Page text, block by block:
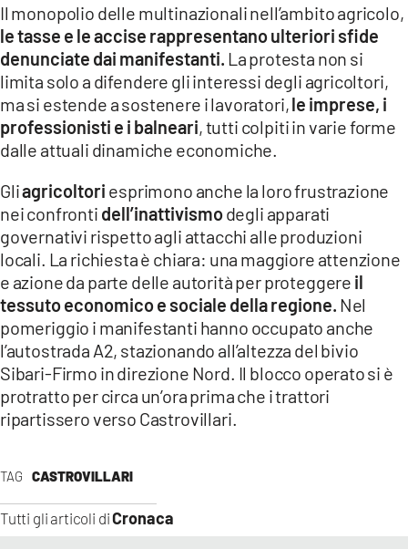
TAG CASTROVILLARI
Tutti gli articoli diCronaca
Il monopolio delle multinazionali nell’ambito agricolo,
le tasse e le accise rappresentano ulteriori sfide
denunciate dai manifestanti. La protesta non si
limita solo a difendere gli interessi degli agricoltori,
ma si estende a sostenere i lavoratori,le imprese, i
professionisti e i balneari, tutti colpiti in varie forme
dalle attuali dinamiche economiche.
Gliagricoltori esprimono anche la loro frustrazione
nei confronti dell’inattivismodegli apparati
governativi rispetto agli attacchi alle produzioni
locali. La richiesta è chiara: una maggiore attenzione
e azione da parte delle autorità per proteggere il
tessuto economico e sociale della regione. Nel
pomeriggio i manifestanti hanno occupato anche
l’autostrada A2, stazionando all’altezza del bivio
Sibari-Firmo in direzione Nord. Il blocco operato si è
protratto per circa un’ora prima che i trattori
ripartissero verso Castrovillari.